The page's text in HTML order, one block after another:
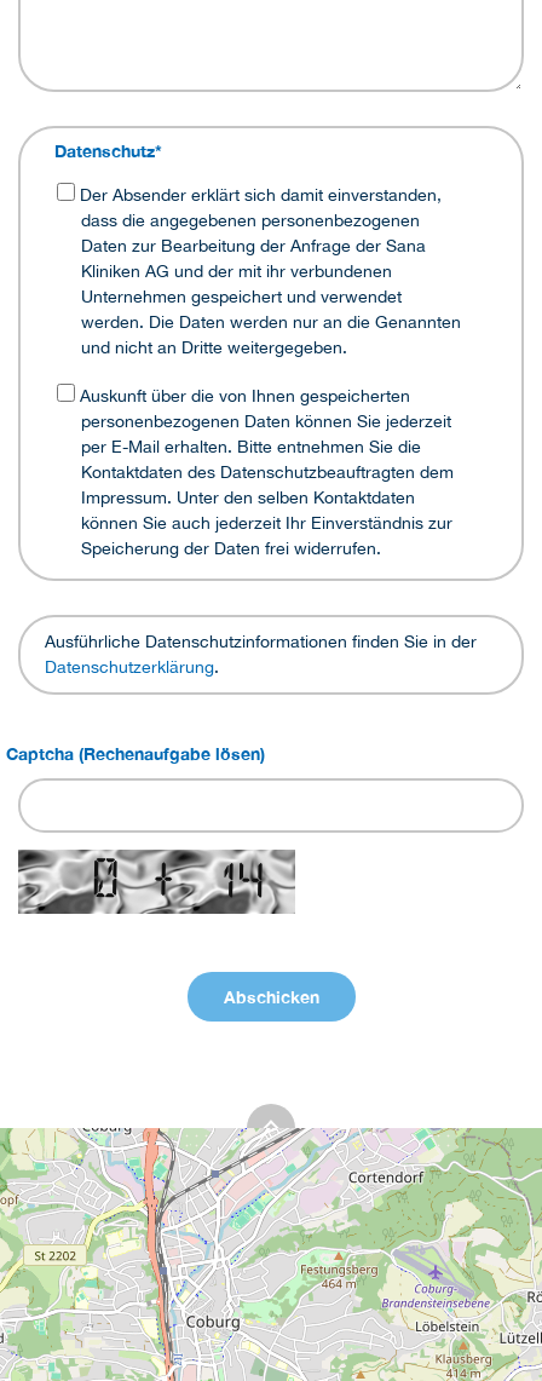
Datenschutz*
dass die angegebenen personenbezogenen
Daten zur Bearbeitung der Anfrage der Sana
Kliniken AG und der mit ihr verbundenen
Unternehmen gespeichert und verwendet
werden. Die Daten werden nur an die Genannten
und nicht an Dritte weitergegeben.
personenbezogenen Daten können Sie jederzeit
per E-Mail erhalten. Bitte entnehmen Sie die
Kontaktdaten des Datenschutzbeauftragten dem
Impressum. Unter den selben Kontaktdaten
können Sie auch jederzeit Ihr Einverständnis zur
Speicherung der Daten frei widerrufen.
Ausführliche Datenschutzinformationen finden Sie in der
Datenschutzerklärung.
Captcha (Rechenaufgabe lösen)